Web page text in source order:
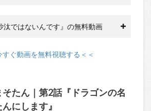
汰ではないんです』の無料動画
すぐ動画を無料視聴する＜＜
たん｜第2話『ドラゴンの名
にします』